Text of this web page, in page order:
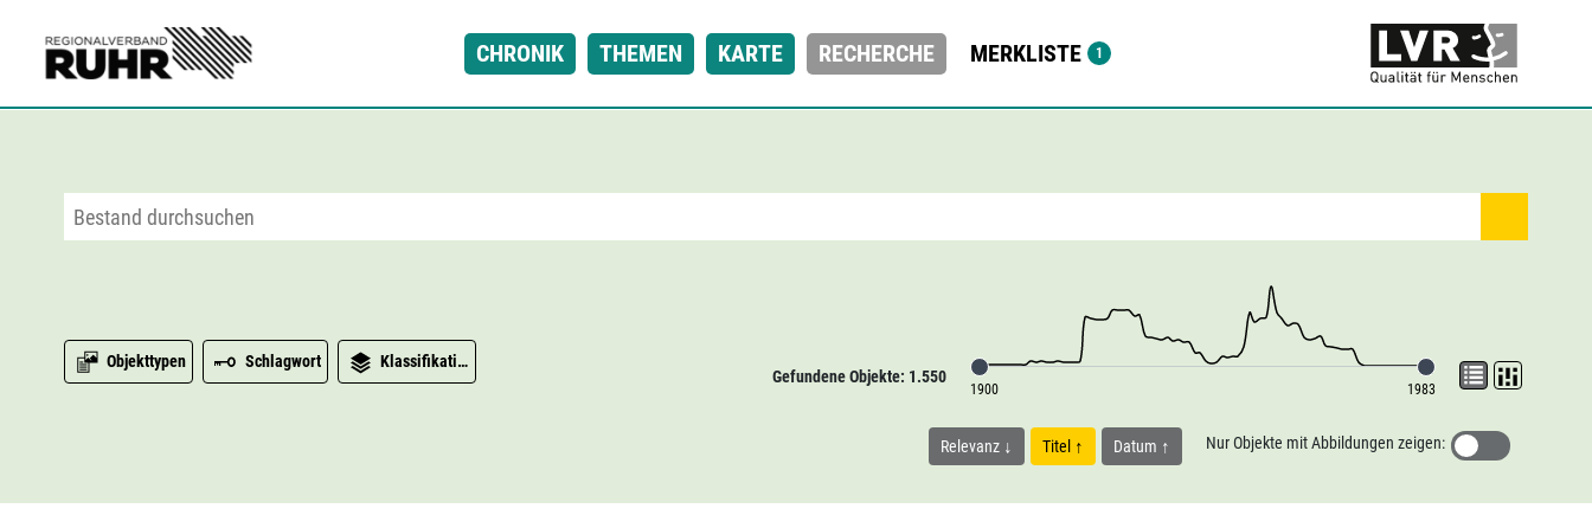
CHRONIK THEMEN KARTE RECHERCHE MERKLISTE
Objekttypen Schlagwort
Klassifikation
Gefundene Objekte: 1.550
1900 1983
Relevanz Titel Datum Nur Objekte mit Abbildungen zeigen: